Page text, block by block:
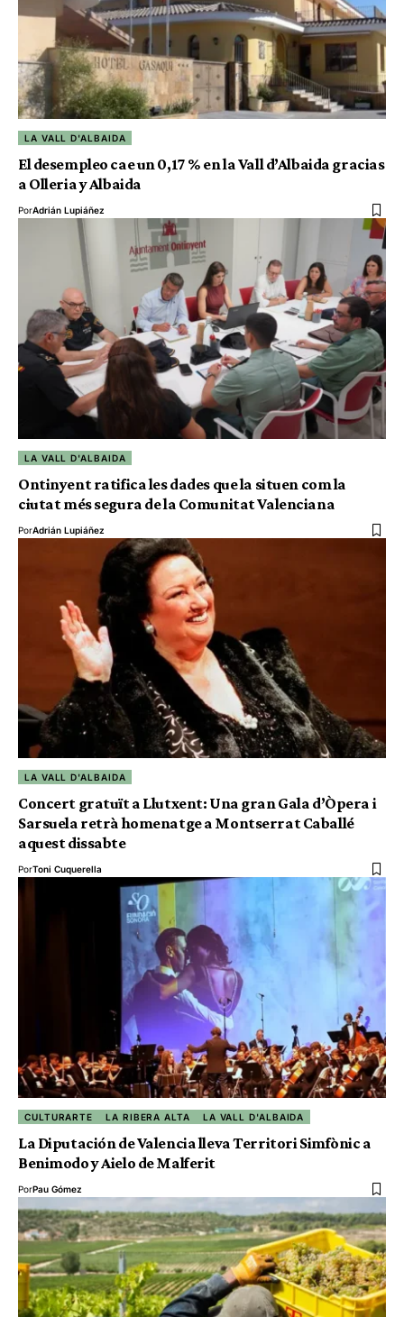
LA VALL D'ALBAIDA
El desempleo cae un 0,17 % en la Vall d’Albaida gracias
a Olleria y Albaida
PorAdrián Lupiáñez
LA VALL D'ALBAIDA
Ontinyent ratifica les dades que la situen com la
ciutat més segura de la Comunitat Valenciana
PorAdrián Lupiáñez
LA VALL D'ALBAIDA
Concert gratuït a Llutxent: Una gran Gala d’Òpera i
Sarsuela retrà homenatge a Montserrat Caballé
aquest dissabte
PorToni Cuquerella
CULTURARTE LA RIBERA ALTA LA VALL D'ALBAIDA
La Diputación de Valencia lleva Territori Simfònic a
Benimodo y Aielo de Malferit
PorPau Gómez